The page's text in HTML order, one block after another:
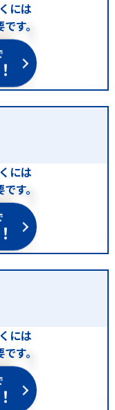
には
す。
には
す。
には
す。